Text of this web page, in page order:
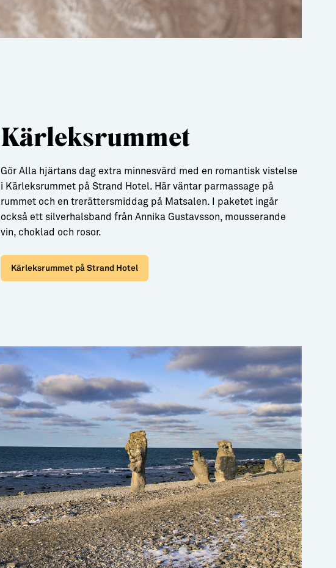
Kärleksrummet
Gör Alla hjärtans dag extra minnesvärd med en romantisk vistelse
i Kärleksrummet på Strand Hotel. Här väntar parmassage på
rummet och en trerättersmiddag på Matsalen. I paketet ingår
också ett silverhalsband från Annika Gustavsson, mousserande
vin, choklad och rosor.
Kärleksrummet på Strand Hotel